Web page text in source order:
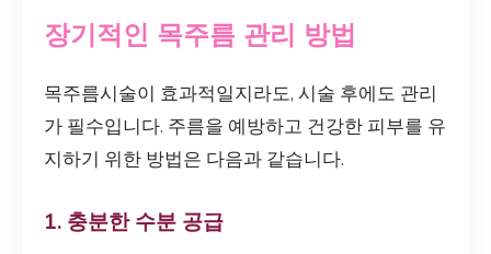
장기적인 목주름 관리 방법
목주름시술이 효과적일지라도, 시술 후에도 관리
가 필수입니다. 주름을 예방하고 건강한 피부를 유
지하기 위한 방법은 다음과 같습니다.
1. 충분한 수분 공급